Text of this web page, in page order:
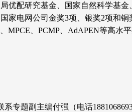
优配研究基金、国家自然科学基
家电网公司金奖3项、银奖2项和
、MPCE、PCMP、AdAPEN等高
系专题副主编付强（电话